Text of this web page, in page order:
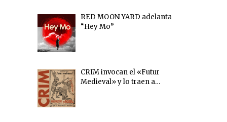
RED MOON YARD adelanta
“Hey Mo”
CRIM invocan el «Futur
Medieval» y lo traen a…